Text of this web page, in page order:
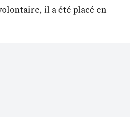
il a été placé en